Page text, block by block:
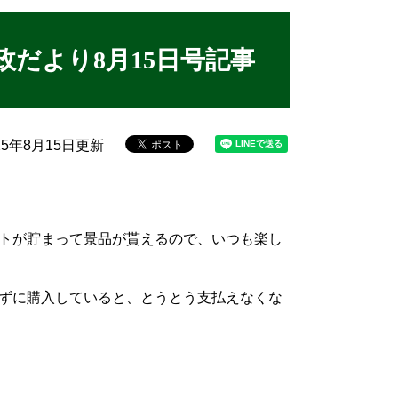
だより8月15日号記事
年8月15日更新
が貯まって景品が貰えるので、いつも楽し
に購入していると、とうとう支払えなくな